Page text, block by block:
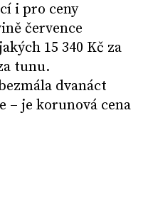
i pro ceny
července
15 340 Kč za
tunu.
dvanáct
– je korunová cena